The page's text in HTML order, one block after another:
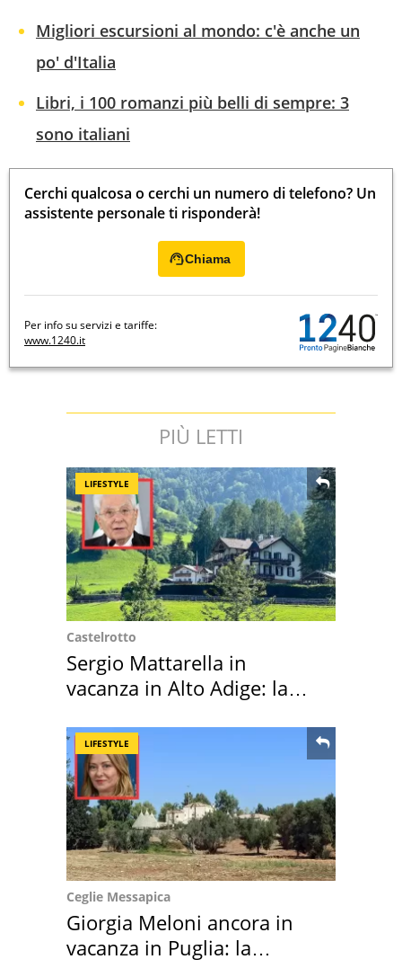
Migliori escursioni al mondo: c'è anche un
po' d'Italia
Libri, i 100 romanzi più belli di sempre: 3
sono italiani
Cerchi qualcosa o cerchi un numero di telefono? Un
assistente personale ti risponderà!
Chiama
Per info su servizi e tariffe:
www.1240.it
PIÙ LETTI
LIFESTYLE
Castelrotto
Sergio Mattarella in
vacanza in Alto Adige: la
LIFESTYLE
Ceglie Messapica
Giorgia Meloni ancora in
vacanza in Puglia: la